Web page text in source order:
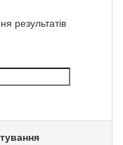
результатів